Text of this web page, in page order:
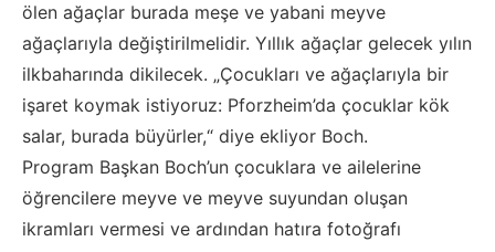
ölen ağaçlar burada meşe ve yabani meyve
ağaçlarıyla değiştirilmelidir. Yıllık ağaçlar gelecek yılın
ilkbaharında dikilecek. „Çocukları ve ağaçlarıyla bir
işaret koymak istiyoruz: Pforzheim’da çocuklar kök
salar, burada büyürler,“ diye ekliyor Boch.
Program Başkan Boch’un çocuklara ve ailelerine
öğrencilere meyve ve meyve suyundan oluşan
ikramları vermesi ve ardından hatıra fotoğrafı